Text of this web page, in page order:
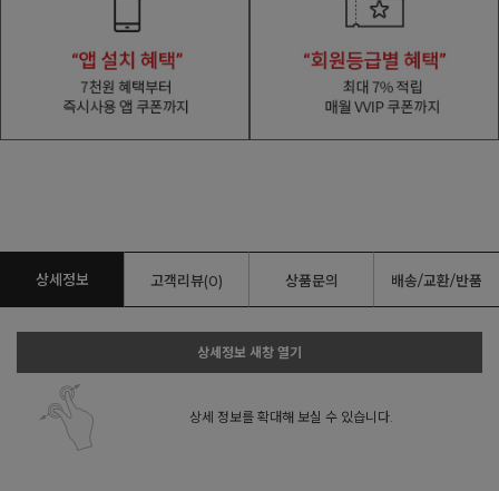
상세정보 고객리뷰(0) 상품문의 배송/교환/반품
상세정보 새창 열기
상세 정보를 확대해 보실 수 있습니다.